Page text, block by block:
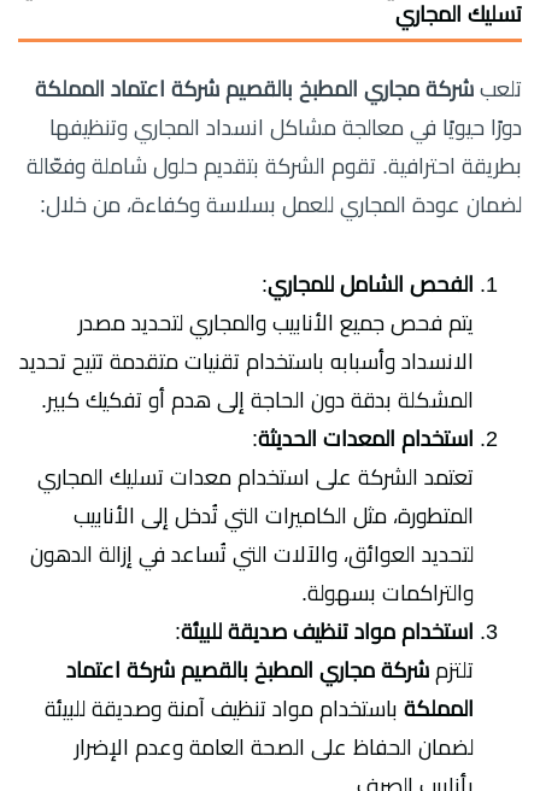
تسليك المجاري
تلعب شركة مجاري المطبخ بالقصيم شركة اعتماد المملكة
دورًا حيويًا في معالجة مشاكل انسداد المجاري وتنظيفها
بطريقة احترافية. تقوم الشركة بتقديم حلول شاملة وفعّالة
لضمان عودة المجاري للعمل بسلاسة وكفاءة، من خلال:
الفحص الشامل للمجاري:
يتم فحص جميع الأنابيب والمجاري لتحديد مصدر
الانسداد وأسبابه باستخدام تقنيات متقدمة تتيح تحديد
المشكلة بدقة دون الحاجة إلى هدم أو تفكيك كبير.
استخدام المعدات الحديثة:
تعتمد الشركة على استخدام معدات تسليك المجاري
المتطورة، مثل الكاميرات التي تُدخل إلى الأنابيب
لتحديد العوائق، والآلات التي تُساعد في إزالة الدهون
والتراكمات بسهولة.
استخدام مواد تنظيف صديقة للبيئة:
تلتزم شركة مجاري المطبخ بالقصيم شركة اعتماد
المملكة باستخدام مواد تنظيف آمنة وصديقة للبيئة
لضمان الحفاظ على الصحة العامة وعدم الإضرار
بأنابيب الصرف.